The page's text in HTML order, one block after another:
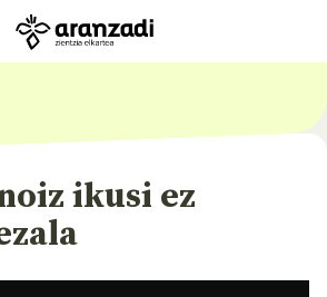
ikusi ez